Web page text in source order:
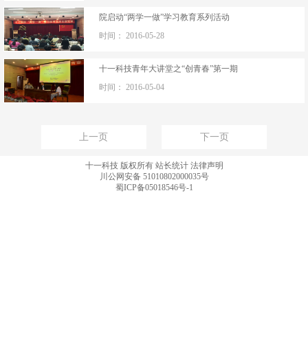
院启动“两学一做”学习教育系列活动
时间：2016-05-28
十一科技青年大讲堂之“创青春”第一期
时间：2016-05-04
上一页 下一页
十一科技 版权所有 站长统计 法律声明
川公网安备 51010802000035号
蜀ICP备05018546号-1